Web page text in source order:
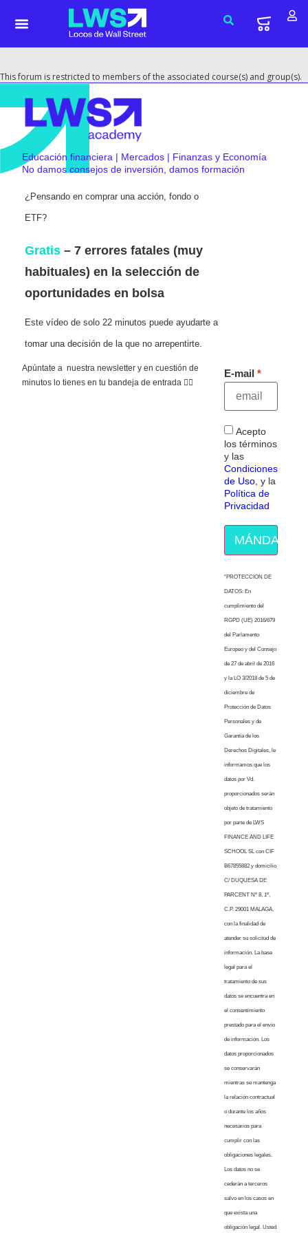
This forum is restricted to members of the associated course(s) and group(s).
Educación financiera | Mercados | Finanzas y Economía
No damos consejos de inversión, damos formación
¿Pensando en comprar una acción, fondo o
ETF?
Gratis – 7 errores fatales (muy
habituales) en la selección de
oportunidades en bolsa
Este vídeo de solo 22 minutos puede ayudarte a
tomar una decisión de la que no arrepentirte.
Apúntate a nuestra newsletter y en cuestión de
minutos lo tienes en tu bandeja de entrada 👇🏻
E-mail
Acepto
los términos
y las
Condiciones
de Uso, y la
Política de
Privacidad
MÁNDAME
“PROTECCION DE
DATOS: En
cumplimiento del
RGPD (UE) 2016/679
del Parlamento
Europeo y del Consejo
de 27 de abril de 2016
y la LO 3/2018 de 5 de
diciembre de
Protección de Datos
Personales y de
Garantía de los
Derechos Digitales, le
informamos que los
datos por Vd.
proporcionados serán
objeto de tratamiento
por parte de LWS
FINANCE AND LIFE
SCHOOL SL con CIF
B67855882 y domicilio
C/ DUQUESA DE
PARCENT Nº 8, 1º,
C.P. 29001 MALAGA,
con la finalidad de
atender su solicitud de
información. La base
legal para el
tratamiento de sus
datos se encuentra en
el consentimiento
prestado para el envío
de información. Los
datos proporcionados
se conservarán
mientras se mantenga
la relación contractual
o durante los años
necesarios para
cumplir con las
obligaciones legales.
Los datos no se
cederán a terceros
salvo en los casos en
que exista una
obligación legal. Usted